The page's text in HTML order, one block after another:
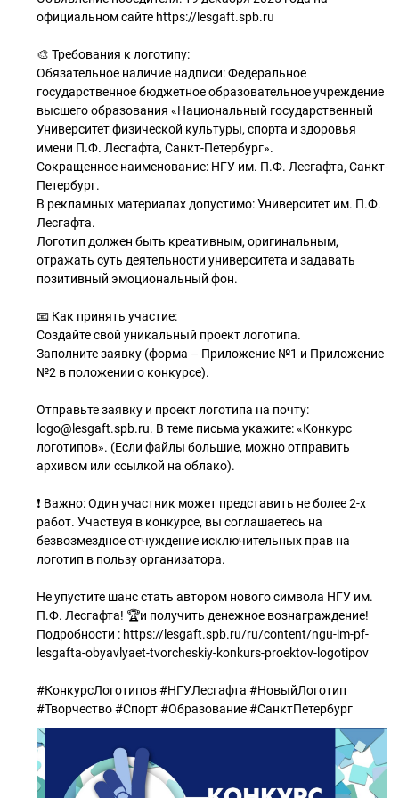
официальном сайте https://lesgaft.spb.ru
🎨 Требования к логотипу:
Обязательное наличие надписи: Федеральное
государственное бюджетное образовательное учреждение
высшего образования «Национальный государственный
Университет физической культуры, спорта и здоровья
имени П.Ф. Лесгафта, Санкт-Петербург».
Сокращенное наименование: НГУ им. П.Ф. Лесгафта, Санкт-
Петербург.
В рекламных материалах допустимо: Университет им. П.Ф.
Лесгафта.
Логотип должен быть креативным, оригинальным,
отражать суть деятельности университета и задавать
позитивный эмоциональный фон.
📧 Как принять участие:
Создайте свой уникальный проект логотипа.
Заполните заявку (форма – Приложение №1 и Приложение
№2 в положении о конкурсе).
Отправьте заявку и проект логотипа на почту:
logo@lesgaft.spb.ru. В теме письма укажите: «Конкурс
логотипов». (Если файлы большие, можно отправить
архивом или ссылкой на облако).
❗ Важно: Один участник может представить не более 2-х
работ. Участвуя в конкурсе, вы соглашаетесь на
безвозмездное отчуждение исключительных прав на
логотип в пользу организатора.
Не упустите шанс стать автором нового символа НГУ им.
П.Ф. Лесгафта! 🏆и получить денежное вознаграждение!
Подробности : https://lesgaft.spb.ru/ru/content/ngu-im-pf-
lesgafta-obyavlyaet-tvorcheskiy-konkurs-proektov-logotipov
#КонкурсЛоготипов #НГУЛесгафта #НовыйЛоготип
#Творчество #Спорт #Образование #СанктПетербург